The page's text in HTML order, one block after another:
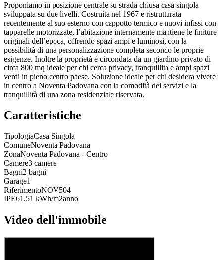
Proponiamo in posizione centrale su strada chiusa casa singola
sviluppata su due livelli. Costruita nel 1967 e ristrutturata
recentemente al suo esterno con cappotto termico e nuovi infissi con
tapparelle motorizzate, l’abitazione internamente mantiene le finiture
originali dell’epoca, offrendo spazi ampi e luminosi, con la
possibilità di una personalizzazione completa secondo le proprie
esigenze. Inoltre la proprietà è circondata da un giardino privato di
circa 800 mq ideale per chi cerca privacy, tranquillità e ampi spazi
verdi in pieno centro paese. Soluzione ideale per chi desidera vivere
in centro a Noventa Padovana con la comodità dei servizi e la
tranquillità di una zona residenziale riservata.
Caratteristiche
TipologiaCasa Singola
ComuneNoventa Padovana
ZonaNoventa Padovana - Centro
Camere3 camere
Bagni2 bagni
Garage1
RiferimentoNOV504
IPE61.51 kWh/m2anno
Video dell'immobile